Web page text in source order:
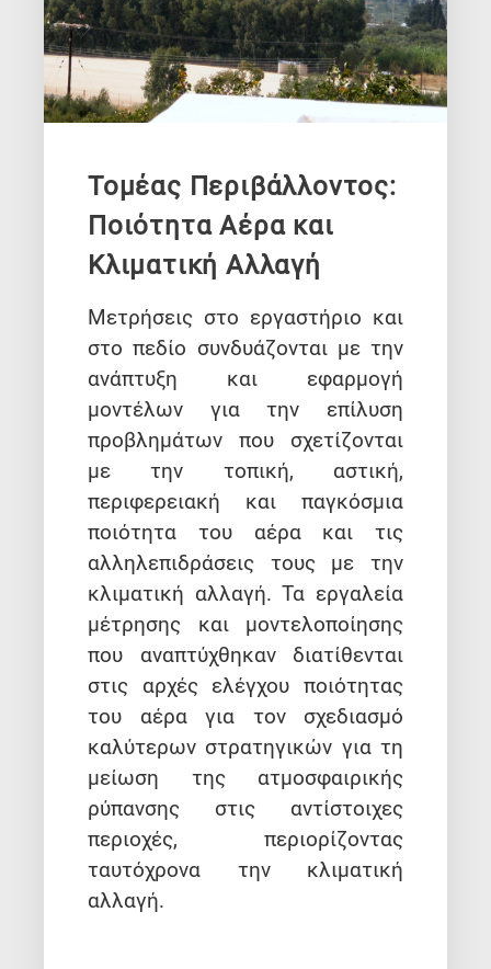
Τομέας Περιβάλλοντος:
Ποιότητα Αέρα και
Κλιματική Αλλαγή
Μετρήσεις στο εργαστήριο και
στο πεδίο συνδυάζονται με την
ανάπτυξη και εφαρμογή
μοντέλων για την επίλυση
προβλημάτων που σχετίζονται
με την τοπική, αστική,
περιφερειακή και παγκόσμια
ποιότητα του αέρα και τις
αλληλεπιδράσεις τους με την
κλιματική αλλαγή. Τα εργαλεία
μέτρησης και μοντελοποίησης
που αναπτύχθηκαν διατίθενται
στις αρχές ελέγχου ποιότητας
του αέρα για τον σχεδιασμό
καλύτερων στρατηγικών για τη
μείωση της ατμοσφαιρικής
ρύπανσης στις αντίστοιχες
περιοχές, περιορίζοντας
ταυτόχρονα την κλιματική
αλλαγή.